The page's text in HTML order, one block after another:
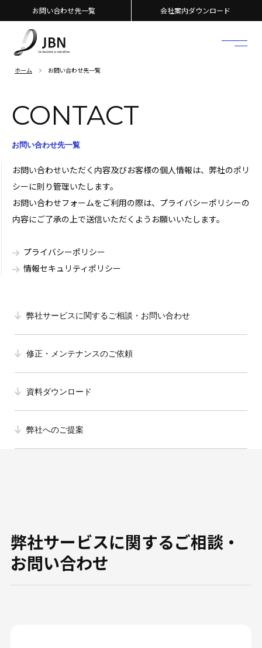
お問い合わせ先一覧 会社案内ダウンロード
ホーム お問い合わせ先一覧
CONTACT
お問い合わせ先一覧
お問い合わせいただく内容及びお客様の個人情報は、弊社のポリ
シーに則り管理いたします。
お問い合わせフォームをご利用の際は、プライバシーポリシーの
内容にご了承の上で送信いただくようお願いいたします。
プライバシーポリシー
情報セキュリティポリシー
弊社サービスに関するご相談・お問い合わせ
修正・メンテナンスのご依頼
資料ダウンロード
弊社へのご提案
弊社サービスに関するご相談・
お問い合わせ